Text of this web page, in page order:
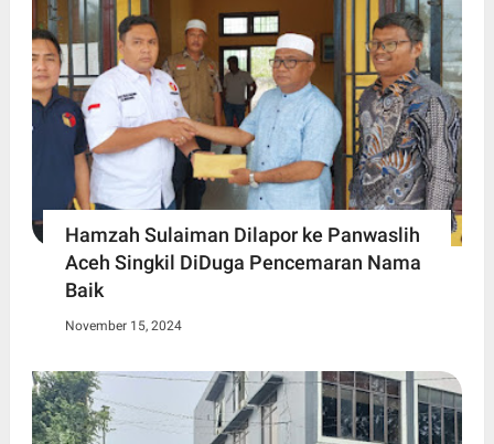
Hamzah Sulaiman Dilapor ke Panwaslih
Aceh Singkil DiDuga Pencemaran Nama
Baik
November 15, 2024